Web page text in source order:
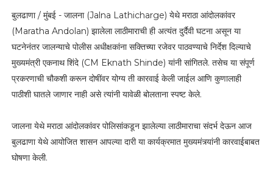
बुलढाणा / मुंबई - जालना (Jalna Lathicharge) येथे मराठा आंदोलकांवर
(Maratha Andolan) झालेला लाठीमाराची ही अत्यंत दुर्दैवी घटना असून या
घटनेनंतर जालन्याचे पोलीस अधीक्षकांना सक्तिच्या रजेवर पाठवण्याचे निर्देश दिल्याचे
मुख्यमंत्री एकनाथ शिंदे (CM Eknath Shinde) यांनी सांगितले. तसेच या संपूर्ण
प्रकरणाची चौकशी करून दोषींवर योग्य ती कारवाई केली जाईल आणि कुणालाही
पाठीशी घातले जाणार नाही असे त्यांनी यावेळी बोलताना स्पष्ट केले.
जालना येथे मराठा आंदोलकांवर पोलिसांकडून झालेल्या लाठीमाराचा संदर्भ देऊन आज
बुलढाणा येथे आयोजित शासन आपल्या दारी या कार्यक्रमात मुख्यमंत्र्यांनी कारवाईबाबत
घोषणा केली.